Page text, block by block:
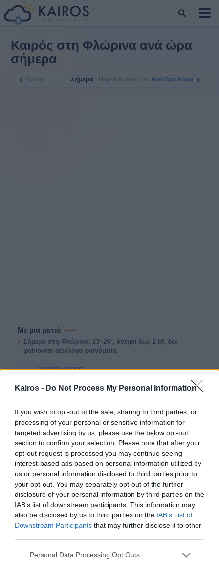
Kairos - Do Not Process My Personal Information
If you wish to opt-out of the sale, sharing to third parties, or
processing of your personal or sensitive information for
targeted advertising by us, please use the below opt-out
section to confirm your selection. Please note that after your
opt-out request is processed you may continue seeing
interest-based ads based on personal information utilized by
us or personal information disclosed to third parties prior to
your opt-out. You may separately opt-out of the further
disclosure of your personal information by third parties on the
IAB’s list of downstream participants. This information may
also be disclosed by us to third parties on the IAB’s List of
Downstream Participants that may further disclose it to other
Please note that this website/app uses one or more Google
Personal Data Processing Opt Outs
Καιρός στη Φλώρινα ανά ώρα
σήμερα
‹ Σήμερα Πεμ 06 Αυγούστου Ανά Ώρα Αύριο ›
Με μια ματιά
Σήμερα στη Φλώρινα: 23°-26°, άνεμοι έως 2 bf, δεν
φαίνονται αξιόλογα φαινόμενα.
ΣΧΕΤΙΚΌ ΆΡΘΡΟ
2-3 Αυγούστου 2026
μποφόρ, πιθανότητα βροχής και σημεία
προσοχής.
Για το ερώτημα καιρός στη Φλώρινα τώρα και σήμερα
Καιρός σήμερα Φλώρινα
Καιρός Φλώρινα ανά ώρα σήμερα
Αυτή είναι η βασική σελίδα για το ερώτημα καιρός στη
Φλώρινα ανά ώρα: ωριαία πρόγνωση σήμερα με
θερμοκρασία, άνεμο και πιθανότητα φαινομένων μέσα στην
ημέρα.
Καιρός τώρα και σήμερα Φλώρινα